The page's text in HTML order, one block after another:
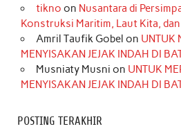
o
k
r
a
m
e
s
t
I
n
r
tikno on Nusantara di
Konstruksi Maritim, Laut Kita,
Amril Taufik Gobel on UNTUK
MENYISAKAN JEJAK INDAH DI
Musniaty Musni on UNTUK
MENYISAKAN JEJAK INDAH DI
POSTING TERAKHIR